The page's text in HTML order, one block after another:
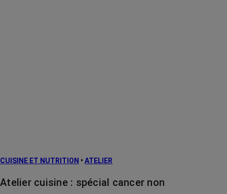
CUISINE ET NUTRITION • ATELIER
Atelier cuisine : spécial cancer non